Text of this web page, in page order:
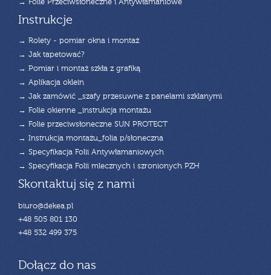
→ Folie Przeciwsłoneczne i Antywłamaniowe
Instrukcje
→ Rolety - pomiar okna i montaż
→ Jak tapetować?
→ Pomiar i montaż szkła z grafiką
→ Aplikacja oklein
→ Jak zamówić _szafy przesuwne z panelami szklanymi
→ Folie okienne _instrukcja montażu
→ Folie przeciwsłoneczne SUN PROTECT
→ Instrukcja montażu_folia p/słoneczna
→ Specyfikacja Folii Antywłamaniowych
→ Specyfikacja Folii mlecznych i szronionych PZH
Skontaktuj się z nami
biuro@dekea.pl
+48 505 801 130
+48 532 499 375
Dołącz do nas